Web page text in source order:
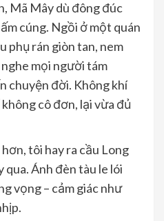
Mã Mây dù đông đúc
cúng. Ngồi ở một quán
phụ rán giòn tan, nem
mọi người tám
chuyện đời. Không khí
cô đơn, lại vừa đủ
tôi hay ra cầu Long
qua. Ánh đèn tàu le lói
vọng – cảm giác như